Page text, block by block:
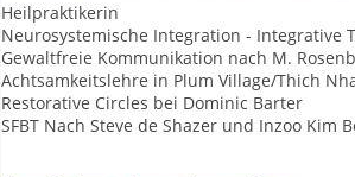
Heilpraktikerin
Neurosystemische Integration - Integrative
Gewaltfreie Kommunikation nach M.
Achtsamkeitslehre in Plum Village/Thich
Restorative Circles bei Dominic Barter
SFBT Nach Steve de Shazer und Inzoo Kim